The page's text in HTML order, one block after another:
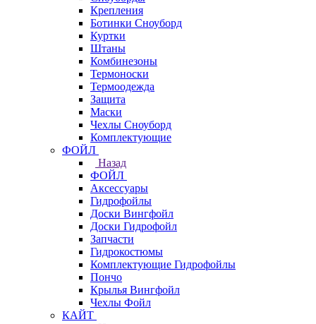
Крепления
Ботинки Сноуборд
Куртки
Штаны
Комбинезоны
Термоноски
Термоодежда
Защита
Маски
Чехлы Сноуборд
Комплектующие
ФОЙЛ
Назад
ФОЙЛ
Аксессуары
Гидрофойлы
Доски Вингфойл
Доски Гидрофойл
Запчасти
Гидрокостюмы
Комплектующие Гидрофойлы
Пончо
Крылья Вингфойл
Чехлы Фойл
КАЙТ